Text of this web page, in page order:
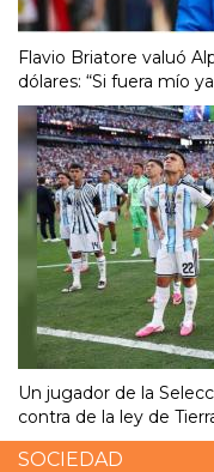
Flavio Briatore valuó
dólares: “Si fuera mío
Un jugador de la
contra de la ley de
SOCIEDAD